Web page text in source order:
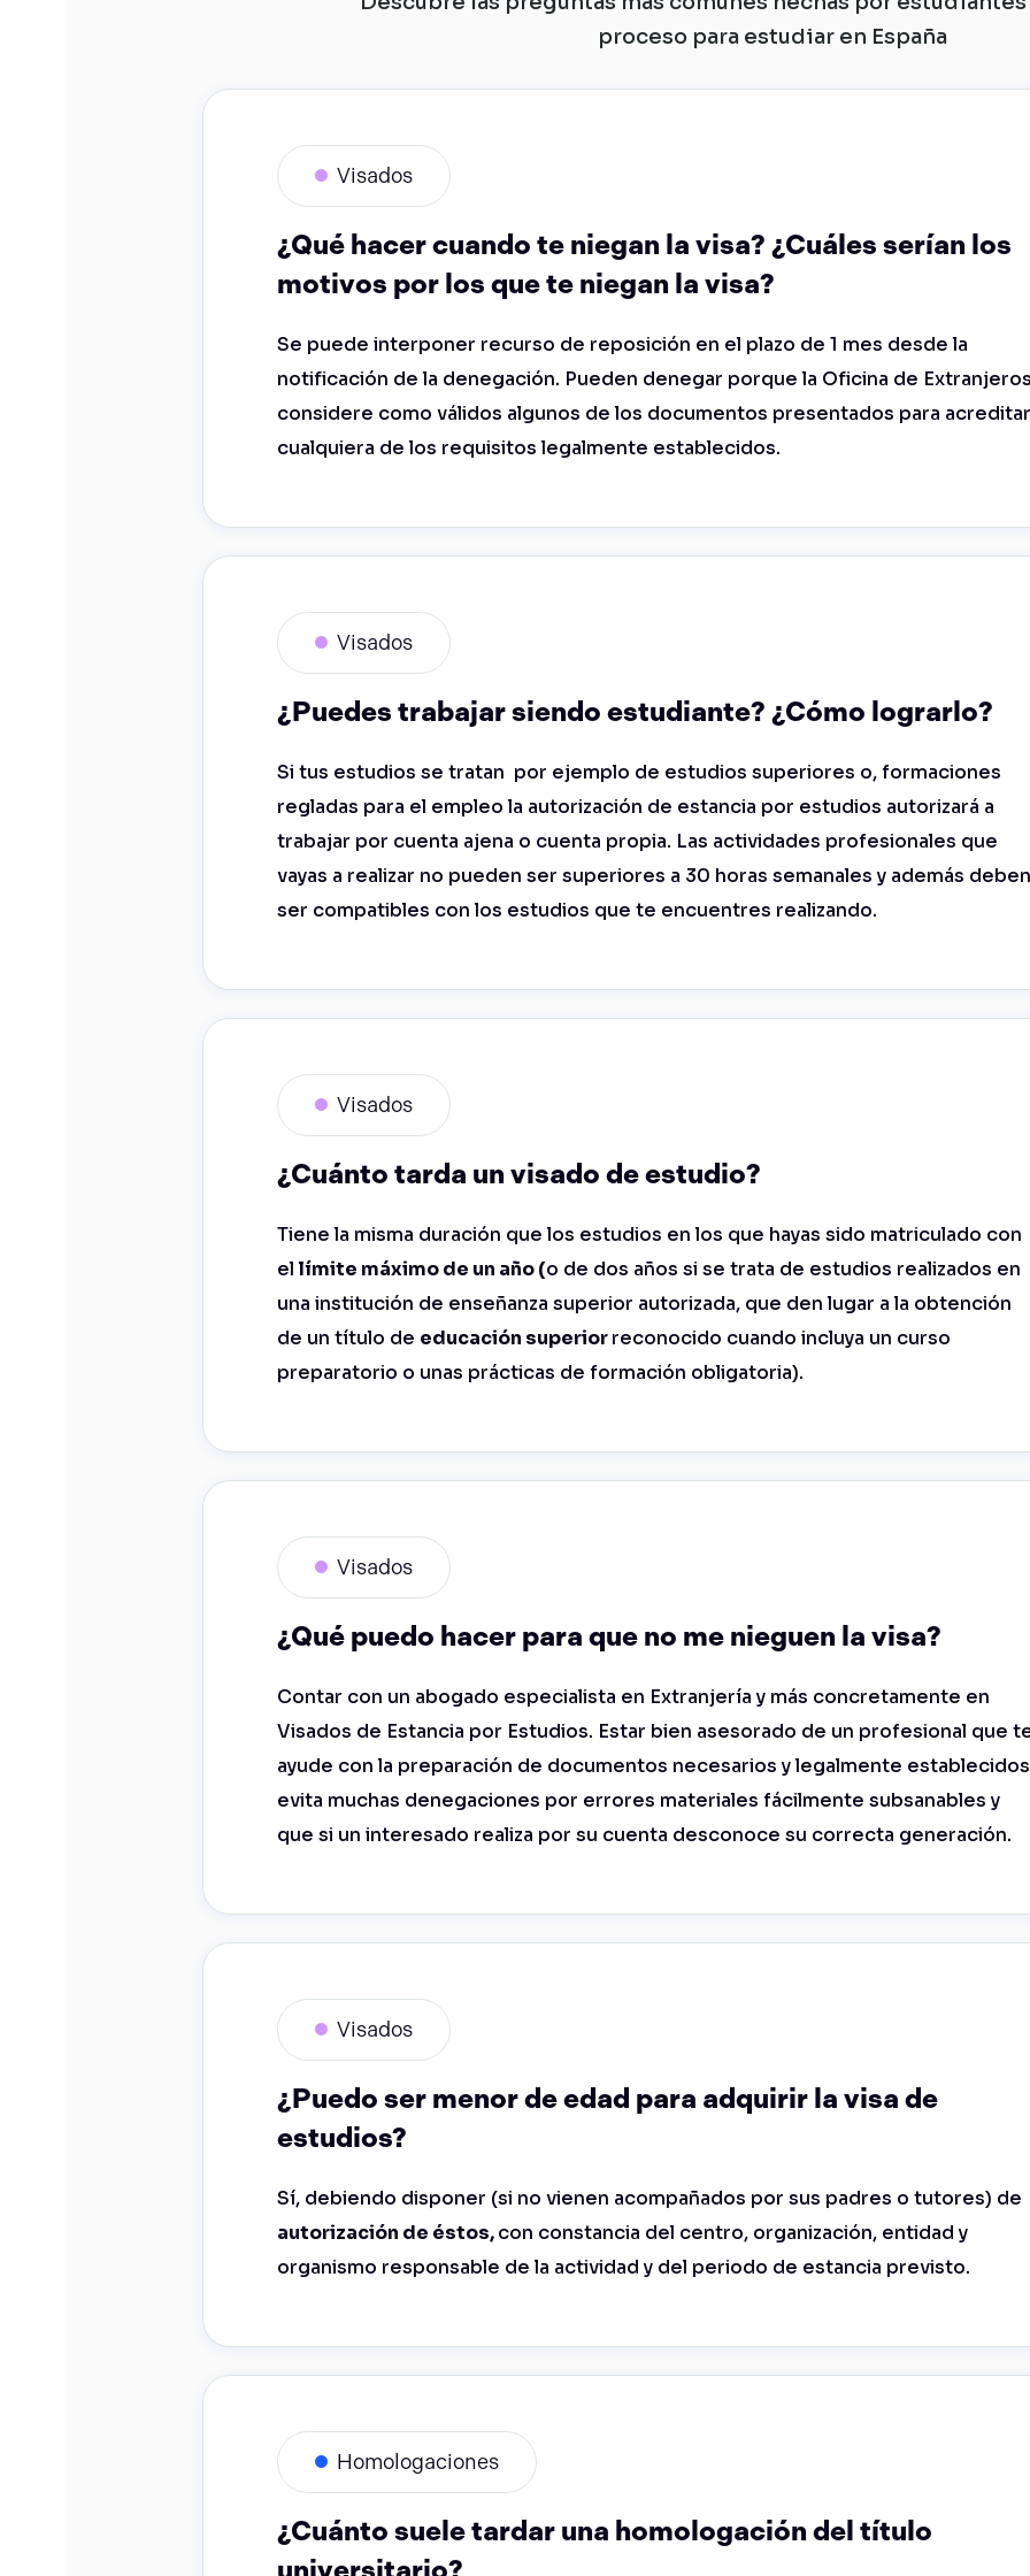
proceso para estudiar en España
Visados
¿Qué hacer cuando te niegan la visa? ¿Cuáles serían los
motivos por los que te niegan la visa?
Se puede interponer recurso de reposición en el plazo de 1 mes desde la
notificación de la denegación. Pueden denegar porque la Oficina de
considere como válidos algunos de los documentos presentados para acreditar
cualquiera de los requisitos legalmente establecidos.
Visados
¿Puedes trabajar siendo estudiante? ¿Cómo lograrlo?
Si tus estudios se tratan por ejemplo de estudios superiores o, formaciones
regladas para el empleo la autorización de estancia por estudios autorizará a
trabajar por cuenta ajena o cuenta propia. Las actividades profesionales que
vayas a realizar no pueden ser superiores a 30 horas semanales y además deben
ser compatibles con los estudios que te encuentres realizando.
Visados
¿Cuánto tarda un visado de estudio?
Tiene la misma duración que los estudios en los que hayas sido matriculado con
el límite máximo de un año (o de dos años si se trata de estudios realizados en
una institución de enseñanza superior autorizada, que den lugar a la obtención
de un título de educación superiorreconocido cuando incluya un curso
preparatorio o unas prácticas de formación obligatoria).
Visados
¿Qué puedo hacer para que no me nieguen la visa?
Contar con un abogado especialista en Extranjería y más concretamente en
Visados de Estancia por Estudios. Estar bien asesorado de un profesional que
ayude con la preparación de documentos necesarios y legalmente establecidos
evita muchas denegaciones por errores materiales fácilmente subsanables y
que si un interesado realiza por su cuenta desconoce su correcta generación.
Visados
¿Puedo ser menor de edad para adquirir la visa de
estudios?
Sí, debiendo disponer (si no vienen acompañados por sus padres o tutores) de
autorización de éstos,con constancia del centro, organización, entidad y
organismo responsable de la actividad y del periodo de estancia previsto.
Homologaciones
¿Cuánto suele tardar una homologación del título